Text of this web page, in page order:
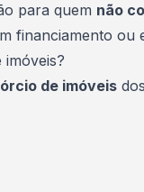
para quem não
financiamento ou
de imóveis